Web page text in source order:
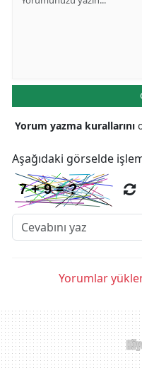
Yorum yazma kurallarını
Aşağıdaki görselde
Yorumlar